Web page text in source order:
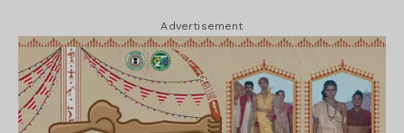
Advertisement